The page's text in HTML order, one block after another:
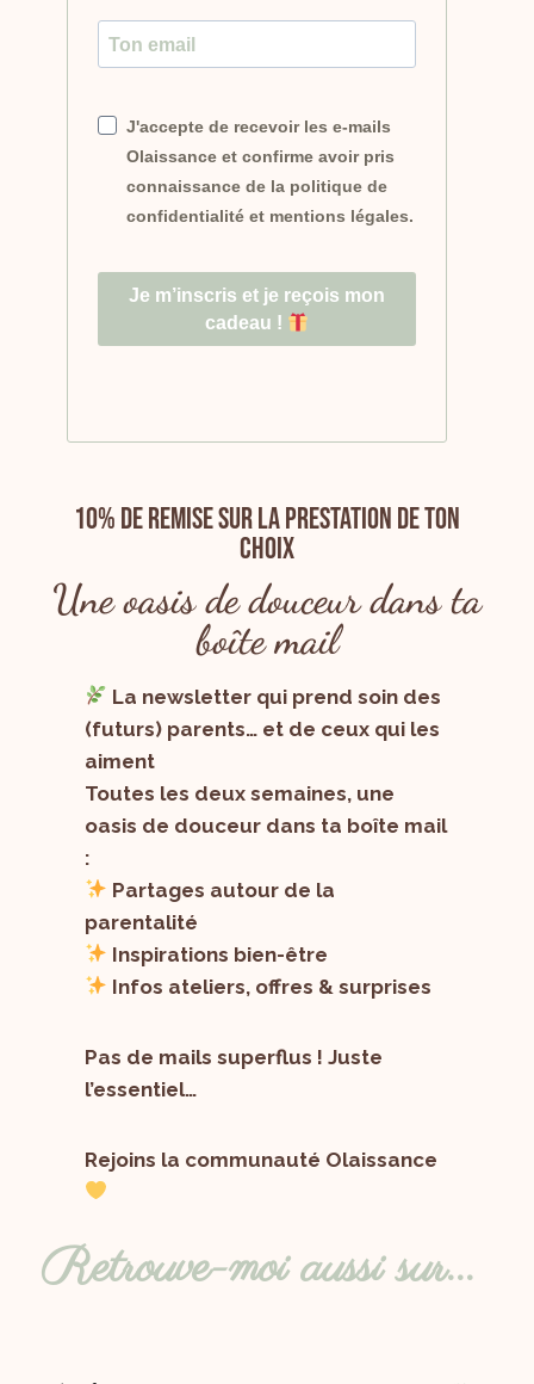
J'accepte de recevoir les e-mails
Olaissance et confirme avoir pris
connaissance de la politique de
confidentialité et mentions légales.
Je m’inscris et je reçois mon
cadeau !
10% de remise sur la prestation de ton
choix
Une oasis de douceur dans ta
boîte mail
La newsletter qui prend soin des
(futurs) parents… et de ceux qui les
aiment
Toutes les deux semaines, une
oasis de douceur dans ta boîte mail
:
Partages autour de la
parentalité
Inspirations bien-être
Infos ateliers, offres & surprises
Pas de mails superflus ! Juste
l’essentiel…
Rejoins la communauté Olaissance
Retrouve-moi aussi sur...